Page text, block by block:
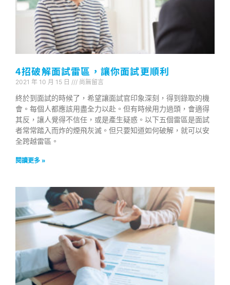
4招破解面試雷區，讓你面試更順利
2021 年 10 月 15 日 尚無留言
終於到面試的時候了，希望讓面試官印象深刻，得到錄取的機
會。每個人都應該用盡全力以赴。但有時候用力過頭，會適得
其反，讓人覺得不信任，或是產生疑惑。以下五個雷區是面試
者常常踏入而炸的煙飛灰滅。但只要知道如何破解，就可以安
全跨越雷區。
閱讀更多 »